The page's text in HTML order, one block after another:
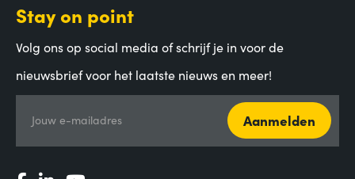
Stay on point
Volg ons op social media of schrijf je in voor de
nieuwsbrief voor het laatste nieuws en meer!
Jouw e-mailadres Aanmelden